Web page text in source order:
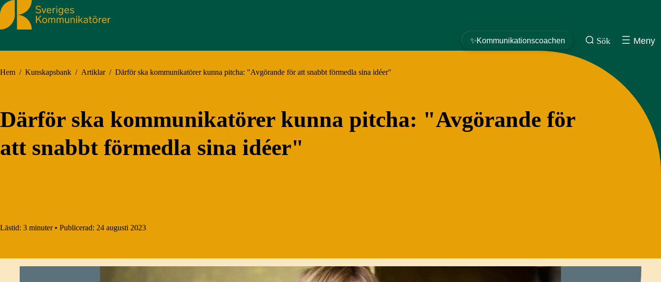
Sveriges Kommunikatörer
✨Kommunikationscoachen Sök Meny
Hem / Kunskapsbank / Artiklar / Därför ska kommunikatörer kunna pitcha: "Avgörande för att snabbt förmedla sina idéer"
Därför ska kommunikatörer kunna pitcha: "Avgörande för
att snabbt förmedla sina idéer"
Lästid: 3 minuter • Publicerad: 24 augusti 2023